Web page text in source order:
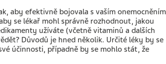
aby efektivně bojovala s vaším
se lékař mohl správně rozhodnout, jakou
užíváte (včetně vitaminů a dalších
Důvodů je hned několik. Určité léky by se
účinnosti, případně by se mohlo stát, že